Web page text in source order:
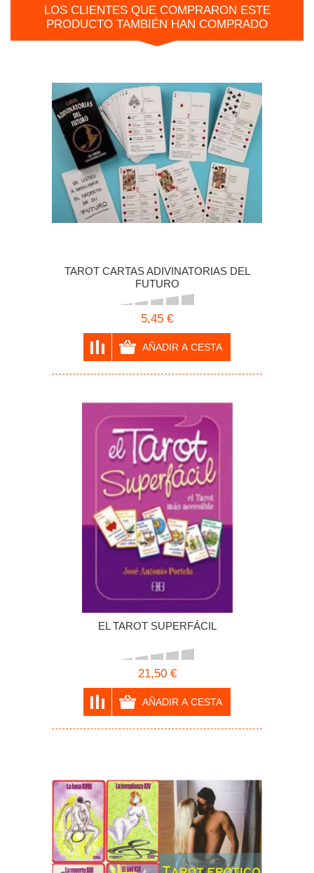
LOS CLIENTES QUE COMPRARON ESTE
PRODUCTO TAMBIÉN HAN COMPRADO
TAROT CARTAS ADIVINATORIAS DEL
FUTURO
5,45 €
EL TAROT SUPERFÁCIL
21,50 €